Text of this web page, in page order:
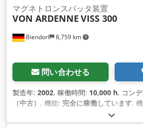
Biendorf 8,759 km
マグネトロンスパッタ装置
VON ARDENNE VISS 300
問い合わせる
製造年: 2002, 稼働時間: 10,000 h, コン
（中古） , 機能: 完全に稼働しています,